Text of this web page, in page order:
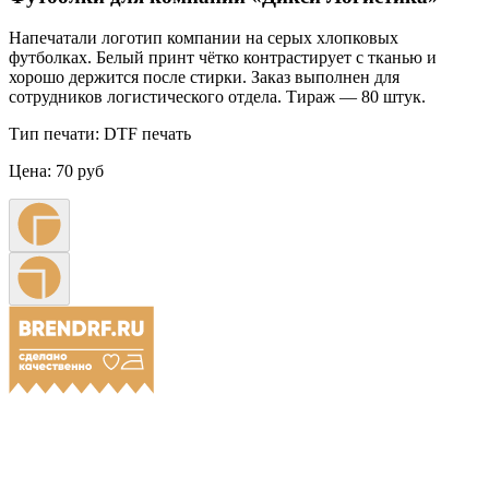
Напечатали логотип компании на серых хлопковых
футболках. Белый принт чётко контрастирует с тканью и
хорошо держится после стирки. Заказ выполнен для
сотрудников логистического отдела. Тираж — 80 штук.
Тип печати: DTF печать
Цена: 70 руб